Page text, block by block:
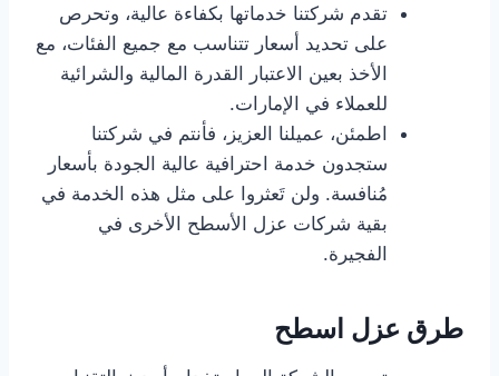
تقدم شركتنا خدماتها بكفاءة عالية، وتحرص
على تحديد أسعار تتناسب مع جميع الفئات، مع
الأخذ بعين الاعتبار القدرة المالية والشرائية
للعملاء في الإمارات.
اطمئن، عميلنا العزيز، فأنتم في شركتنا
ستجدون خدمة احترافية عالية الجودة بأسعار
مُنافسة. ولن تَعثروا على مثل هذه الخدمة في
بقية شركات عزل الأسطح الأخرى في
الفجيرة.
طرق عزل اسطح